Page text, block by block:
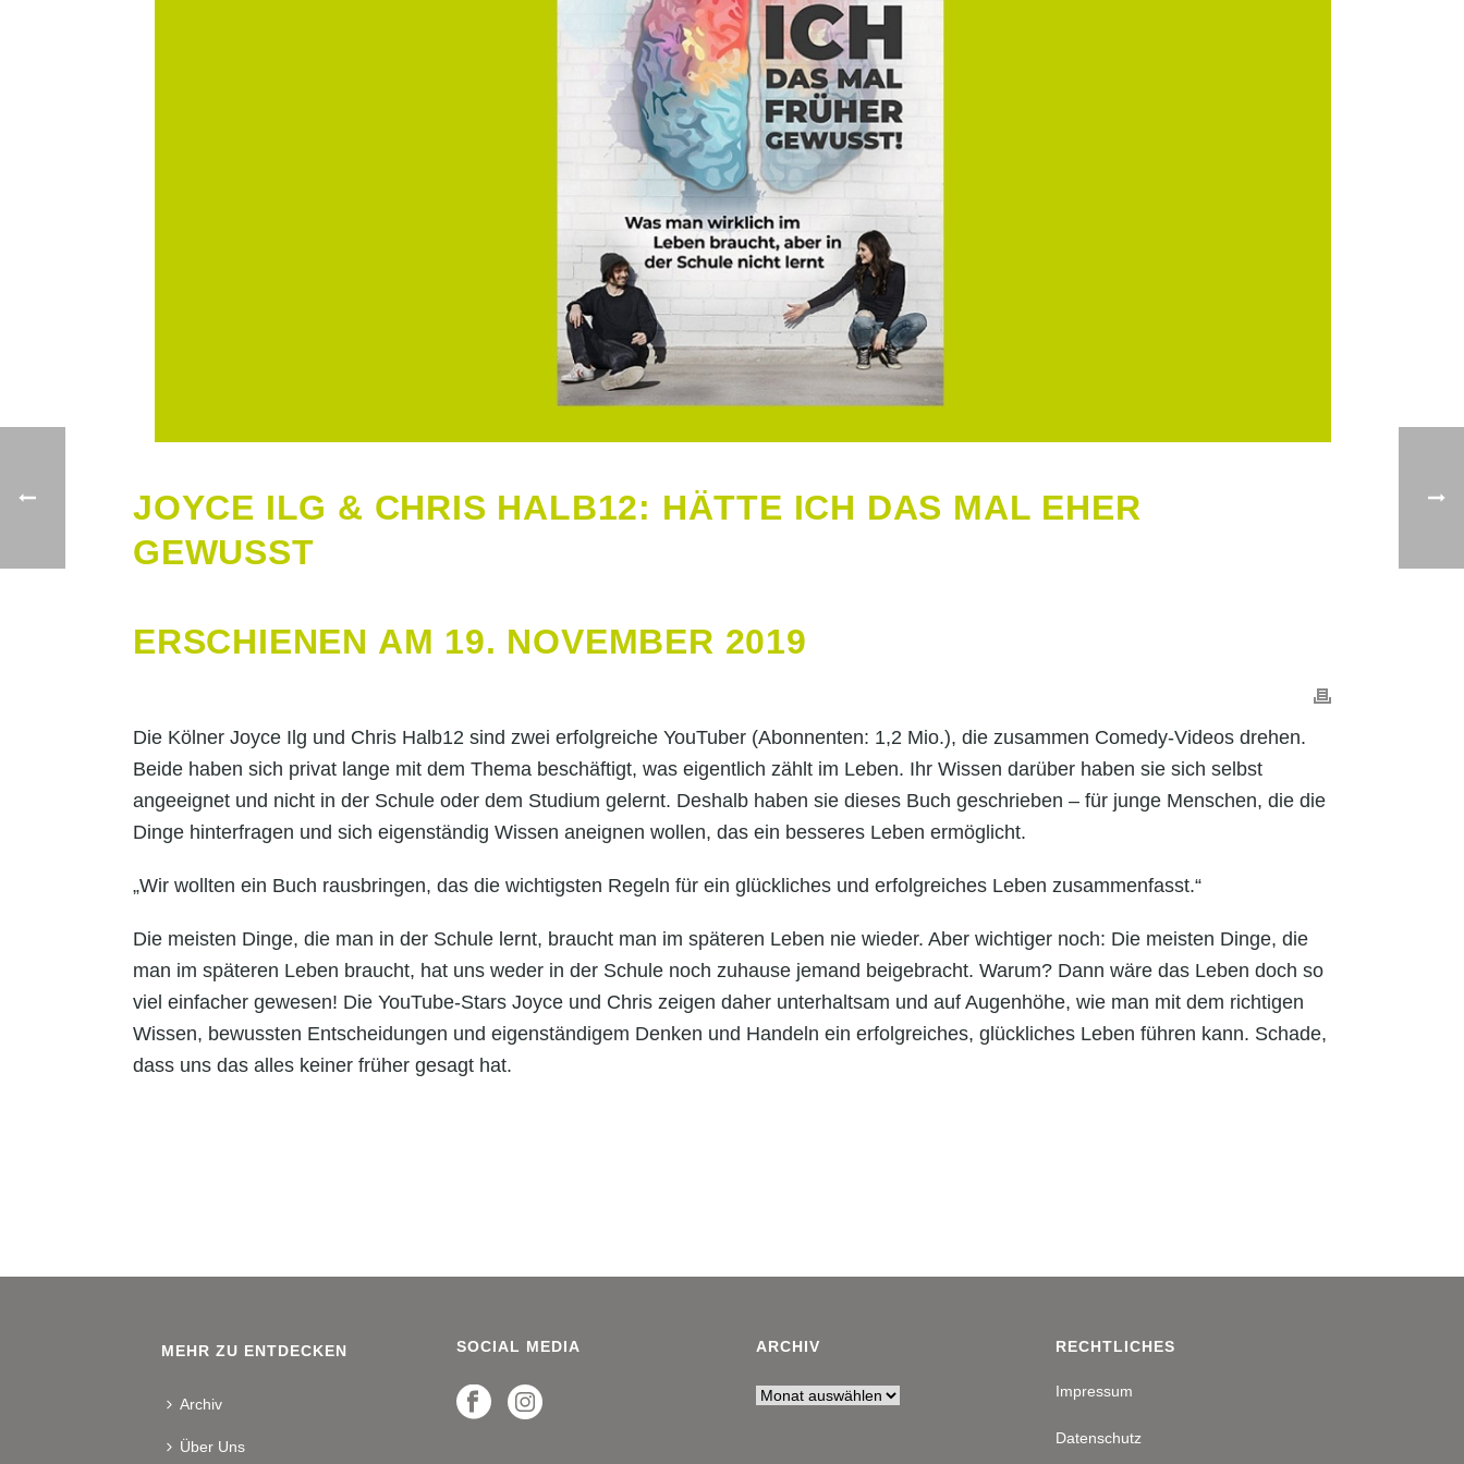
JOYCE ILG & CHRIS HALB12: HÄTTE ICH DAS MAL EHER
GEWUSST
ERSCHIENEN AM 19. NOVEMBER 2019
Die Kölner Joyce Ilg und Chris Halb12 sind zwei erfolgreiche YouTuber (Abonnenten: 1,2 Mio.), die zusammen Comedy-Videos drehen.
Beide haben sich privat lange mit dem Thema beschäftigt, was eigentlich zählt im Leben. Ihr Wissen darüber haben sie sich selbst
angeeignet und nicht in der Schule oder dem Studium gelernt. Deshalb haben sie dieses Buch geschrieben – für junge Menschen, die die
Dinge hinterfragen und sich eigenständig Wissen aneignen wollen, das ein besseres Leben ermöglicht.
„Wir wollten ein Buch rausbringen, das die wichtigsten Regeln für ein glückliches und erfolgreiches Leben zusammenfasst.“
Die meisten Dinge, die man in der Schule lernt, braucht man im späteren Leben nie wieder. Aber wichtiger noch: Die meisten Dinge, die
man im späteren Leben braucht, hat uns weder in der Schule noch zuhause jemand beigebracht. Warum? Dann wäre das Leben doch so
viel einfacher gewesen! Die YouTube-Stars Joyce und Chris zeigen daher unterhaltsam und auf Augenhöhe, wie man mit dem richtigen
Wissen, bewussten Entscheidungen und eigenständigem Denken und Handeln ein erfolgreiches, glückliches Leben führen kann. Schade,
dass uns das alles keiner früher gesagt hat.
MEHR ZU ENTDECKEN
Archiv
Über Uns
SOCIAL MEDIA ARCHIV RECHTLICHES
Impressum
Datenschutz